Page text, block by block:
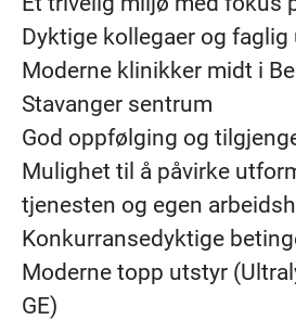
Dyktige kollegaer og
Moderne klinikker midt i
Stavanger sentrum
God oppfølging og
Mulighet til å påvirke
tjenesten og egen
Konkurransedyktige
Moderne topp utstyr
GE)